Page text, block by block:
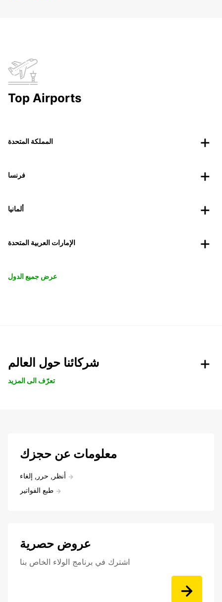
Top Airports
المملكة المتحدة
فرنسا
ألمانيا
الإمارات العربية المتحدة
عرض جميع الدول
شركائنا حول العالم
تعرّف الى المزيد
معلومات عن حجزك
أنظر, حرر, إلغاء
طبع الفواتير
عروض حصرية
اشترك في برنامج الولاء الخاص بنا